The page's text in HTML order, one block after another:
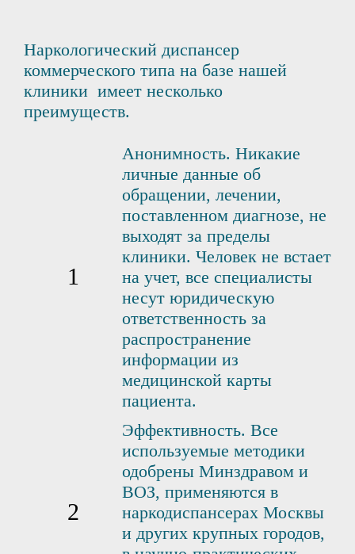
Наркологический диспансер
коммерческого типа на базе нашей
клиники имеет несколько
преимуществ.
Анонимность. Никакие
личные данные об
обращении, лечении,
поставленном диагнозе, не
выходят за пределы
клиники. Человек не встает
на учет, все специалисты
несут юридическую
ответственность за
распространение
информации из
медицинской карты
пациента.
Эффективность. Все
используемые методики
одобрены Минздравом и
ВОЗ, применяются в
наркодиспансерах Москвы
и других крупных городов,